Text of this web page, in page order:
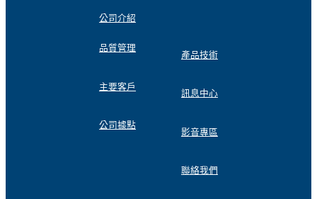
公司介紹
品質管理
主要客戶
公司據點
產品技術
訊息中心
影音專區
聯絡我們